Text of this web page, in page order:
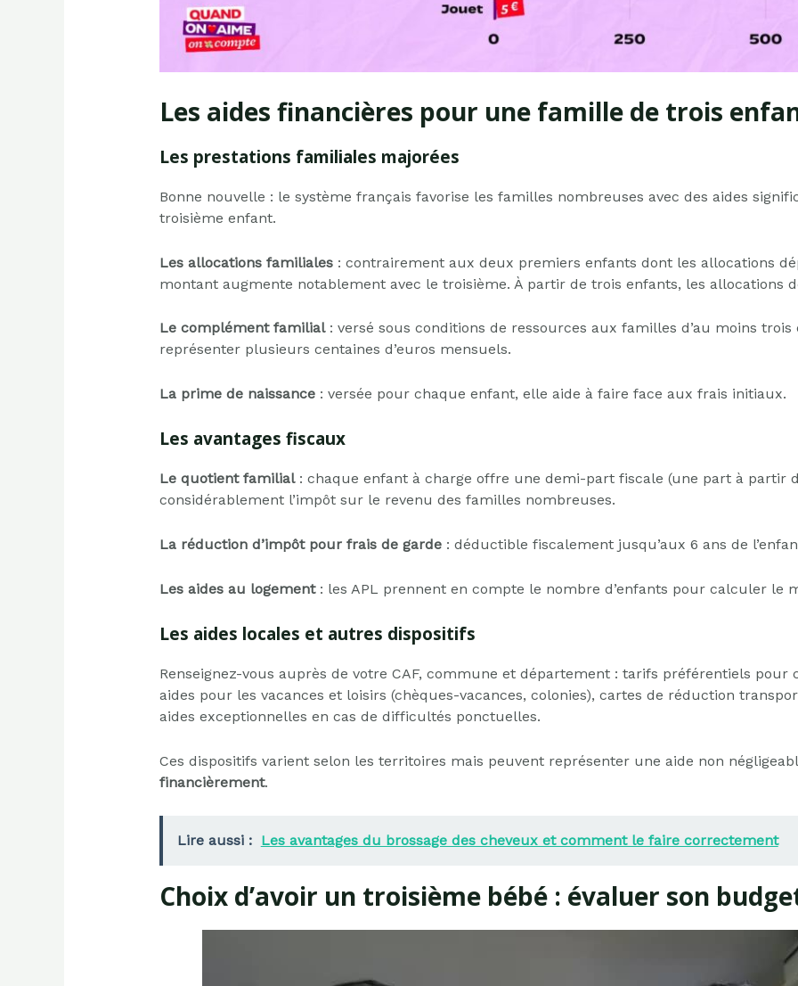
Les aides financières pour une famille de trois
Les prestations familiales majorées
Bonne nouvelle : le système français favorise les familles nombreuses avec des aides
troisième enfant.
Les allocations familiales: contrairement aux deux premiers enfants dont les allocations
montant augmente notablement avec le troisième. À partir de trois enfants, les allocations
Le complément familial: versé sous conditions de ressources aux familles d’au moins
représenter plusieurs centaines d’euros mensuels.
La prime de naissance: versée pour chaque enfant, elle aide à faire face aux frais initiaux.
Les avantages fiscaux
Le quotient familial: chaque enfant à charge offre une demi-part fiscale (une part à partir
considérablement l’impôt sur le revenu des familles nombreuses.
La réduction d’impôt pour frais de garde: déductible fiscalement jusqu’aux 6 ans de
Les aides au logement: les APL prennent en compte le nombre d’enfants pour calculer le
Les aides locales et autres dispositifs
Renseignez-vous auprès de votre CAF, commune et département : tarifs préférentiels pour
aides pour les vacances et loisirs (chèques-vacances, colonies), cartes de réduction
aides exceptionnelles en cas de difficultés ponctuelles.
Ces dispositifs varient selon les territoires mais peuvent représenter une aide non
financièrement.
Lire aussi : Les avantages du brossage des cheveux et comment le faire correctement
Choix d’avoir un troisième bébé : évaluer son